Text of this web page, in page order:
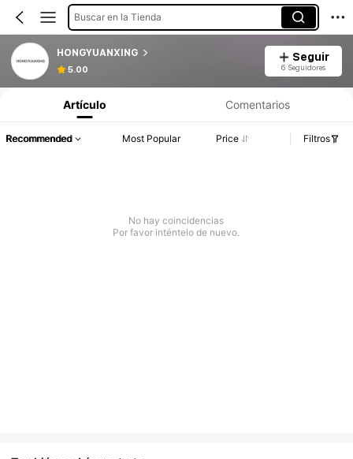
Buscar en la Tienda
HONGYUANXING
5.00
Seguir
6 Seguidores
Artículo Comentarios
Recommended Most Popular Price Filtros
No hay coincidencias
Por favor inténtelo de nuevo.